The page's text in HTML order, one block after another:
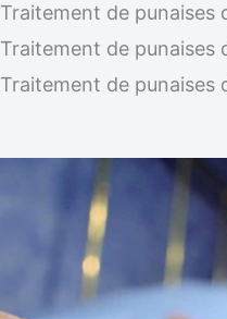
Traitement de punaises
Traitement de punaises
Traitement de punaises